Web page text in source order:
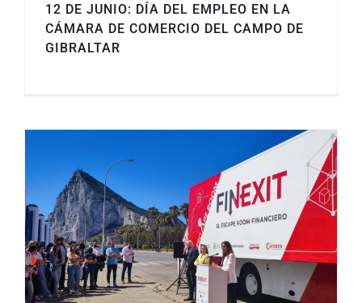
12 DE JUNIO: DÍA DEL EMPLEO EN LA
CÁMARA DE COMERCIO DEL CAMPO DE
GIBRALTAR